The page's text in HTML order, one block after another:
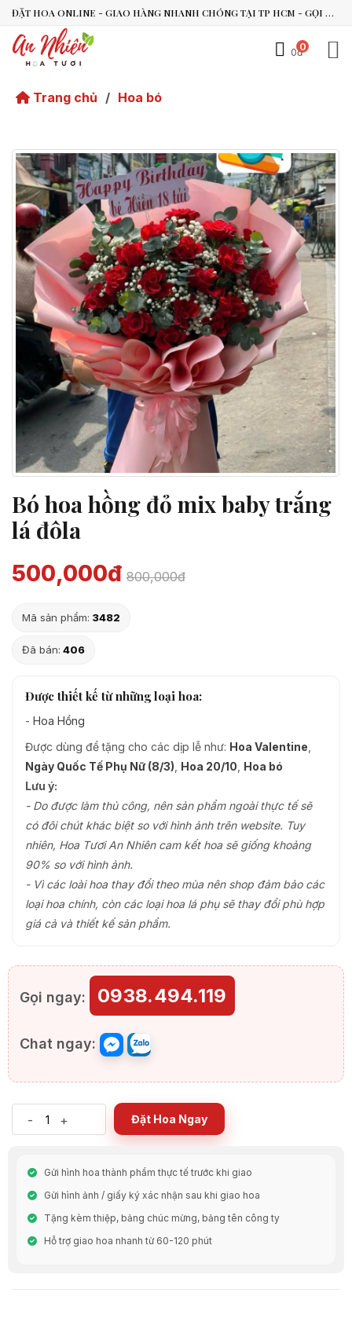
ĐẶT HOA ONLINE - GIAO HÀNG NHANH CHÓNG TẠI TP HCM - GỌI NGAY 0938.494.119 HOẶC 0899.492.909
0
0đ
Trang chủ / Hoa bó
Bó hoa hồng đỏ mix baby trắng
lá đôla
500,000đ 800,000đ
Mã sản phẩm: 3482
Đã bán: 406
Được thiết kế từ những loại hoa:
- Hoa Hồng
Được dùng để tặng cho các dịp lễ như: Hoa Valentine
Ngày Quốc Tế Phụ Nữ (8/3) Hoa 20/10 Hoa bó
Lưu ý:
- Do được làm thủ công, nên sản phẩm ngoài thực tế sẽ
có đôi chút khác biệt so với hình ảnh trên website. Tuy
nhiên, Hoa Tươi An Nhiên cam kết hoa sẽ giống khoảng
90% so với hình ảnh.
- Vì các loài hoa thay đổi theo mùa nên shop đảm bảo các
loại hoa chính, còn các loại hoa lá phụ sẽ thay đổi phù hợp
giá cả và thiết kế sản phẩm.
Gọi ngay: 0938.494.119
Chat ngay:
- + Đặt Hoa Ngay
Gửi hình hoa thành phẩm thực tế trước khi giao
Gửi hình ảnh / giấy ký xác nhận sau khi giao hoa
Tặng kèm thiệp, bảng chúc mừng, bảng tên công ty
Hỗ trợ giao hoa nhanh từ 60-120 phút
An Nhiên Flowers
Vừa xong
Bạn có thể để lại yêu cầu, mình sẽ phản hồi sớm.